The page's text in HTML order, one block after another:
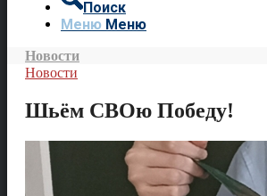
Поиск
Меню Меню
Новости
Новости
Шьём СВОю Победу!